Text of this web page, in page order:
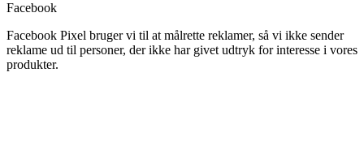
Facebook
Facebook Pixel bruger vi til at målrette reklamer, så vi ikke sender
reklame ud til personer, der ikke har givet udtryk for interesse i vores
produkter.